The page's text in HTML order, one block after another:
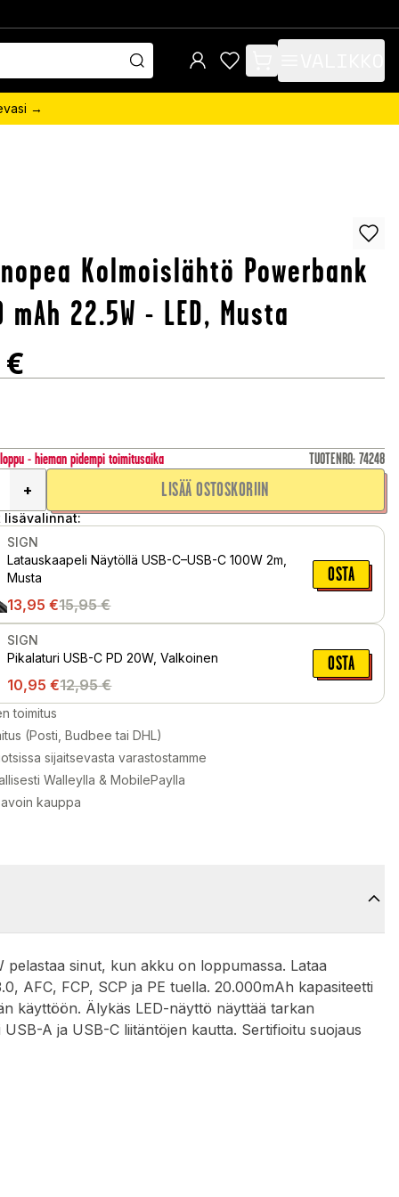
items in cart, view bag
→
Kolmoislähtö Powerbank
mAh 22.5W - LED, Musta
€
- hieman pidempi toimitusaika TUOTENRO: 74248
+ LISÄÄ OSTOSKORIIN
lisävalinnat:
SIGN
Latauskaapeli Näytöllä USB-C–USB-C 100W 2m,
Musta
13,95 €15,95 €
OSTA
SIGN
Pikalaturi USB-C PD 20W, Valkoinen
10,95 €12,95 €
OSTA
toimitus
(Posti, Budbee tai DHL)
sijaitsevasta varastostamme
Walleylla & MobilePaylla
kauppa
sinut, kun akku on loppumassa. Lataa
AFC, FCP, SCP ja PE tuella. 20.000mAh kapasiteetti
käyttöön. Älykäs LED-näyttö näyttää tarkan
A ja USB-C liitäntöjen kautta. Sertifioitu suojaus